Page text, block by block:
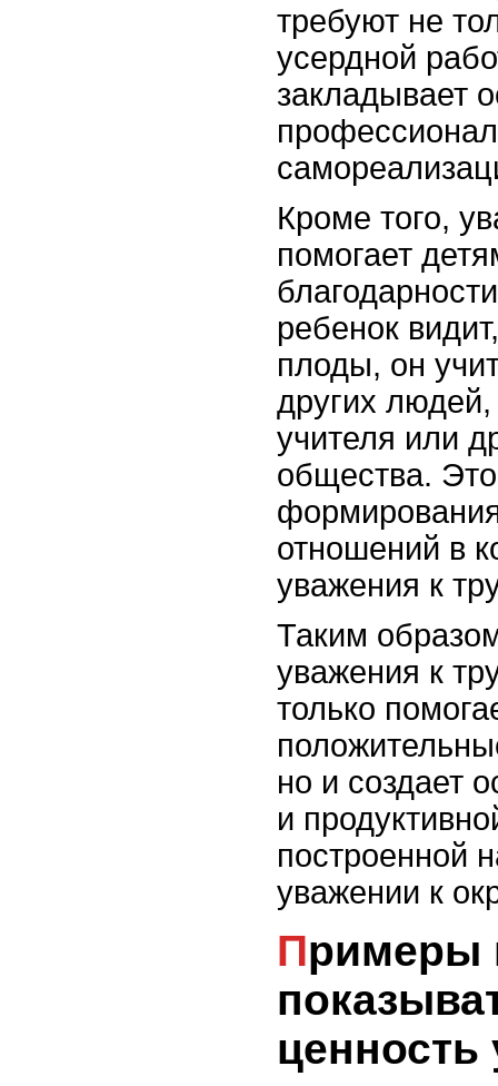
требуют не
усердной
закладывает
Кроме того,
помогает
ребенок
плоды, он
других
учителя или
общества.
отношений в
уважения к
Таким
уважения к
только
но и создает
и
построенной
уважении к
Примеры из жизни: как
ценность